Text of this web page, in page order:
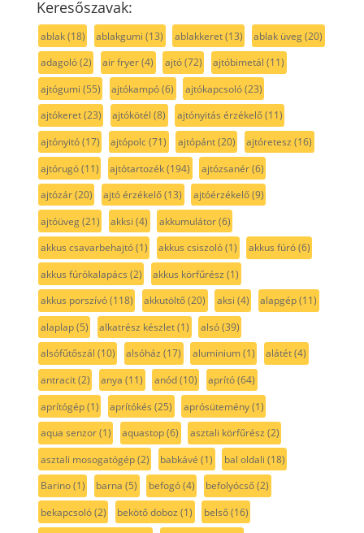
Keresőszavak:
ablak(18) ablakgumi (13) ablakkeret(13) ablak üveg(20)
adagoló(2) air fryer(4) ajtó(72) ajtóbimetál (11)
ajtógumi (55) ajtókampó(6) ajtókapcsoló(23)
ajtókeret(23) ajtókötél (8) ajtónyitás érzékelő(11)
ajtónyitó(17) ajtópolc(71) ajtópánt(20) ajtóretesz (16)
ajtórugó(11) ajtótartozék(194) ajtózsanér(6)
ajtózár(20) ajtó érzékelő(13) ajtóérzékelő(9)
ajtóüveg(21) akksi (4) akkumulátor(6)
akkus csavarbehajtó(1) akkus csiszoló(1) akkus fúró(6)
akkus fúrókalapács (2) akkus körfűrész (1)
akkus porszívó(118) akkutöltő(20) aksi (4) alapgép(11)
alaplap(5) alkatrész készlet(1) alsó(39)
alsófűtőszál (10) alsóház (17) aluminium(1) alátét(4)
antracit(2) anya (11) anód(10) aprító(64)
aprítógép(1) aprítókés (25) aprósütemény(1)
aqua senzor(1) aquastop(6) asztali körfűrész (2)
asztali mosogatógép(2) babkávé (1) bal oldali (18)
Barino(1) barna (5) befogó(4) befolyócső(2)
bekapcsoló(2) bekötő doboz (1) belső(16)